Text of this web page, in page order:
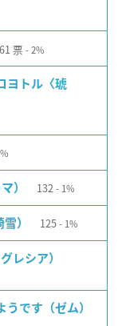
票 2%
ヨトル〈琥
） 132 1%
） 125 1%
レシア）
です（ゼム）